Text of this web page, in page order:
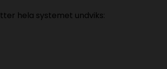
hela systemet undviks: